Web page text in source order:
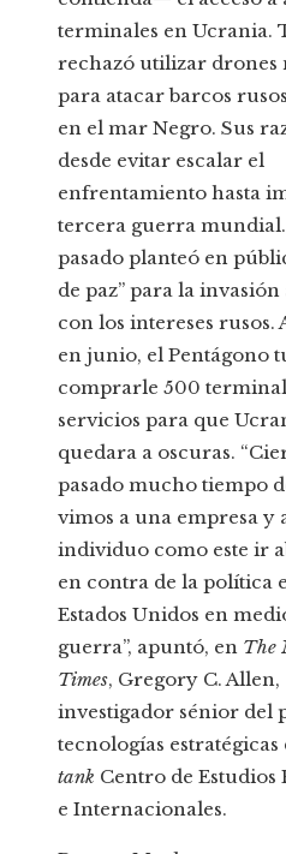
terminales en Ucrania.
rechazó utilizar drones
para atacar barcos
en el mar Negro. Sus
desde evitar escalar el
enfrentamiento hasta
tercera guerra
pasado planteó en
de paz” para la
con los intereses rusos.
en junio, el Pentágono
comprarle 500
servicios para que
quedara a oscuras.
pasado mucho tiempo
vimos a una empresa y
individuo como este ir
en contra de la política
Estados Unidos en
guerra”, apuntó, en The
Times, Gregory C. Allen,
investigador sénior del
tecnologías estratégicas
tank Centro de Estudios
e Internacionales.